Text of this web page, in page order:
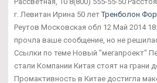
г. Левитан Ирина 50 летТренболон
Реутов Московская обл 12 Май 2014
прочла ваше сообщение, но не
Ссылки по теме Новый "мегапроект"
стали Компании Китая стоят на грани
Промактивность в Китае достигла